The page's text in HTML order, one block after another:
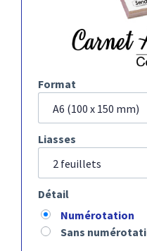
Format
A6 (100 x 150 mm)
Liasses
2 feuillets
Détail
Numérotation
Sans